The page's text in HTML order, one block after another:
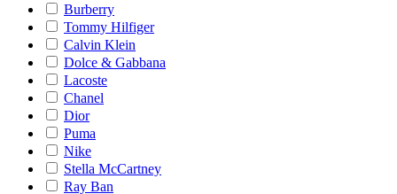
Burberry
Tommy Hilfiger
Calvin Klein
Dolce & Gabbana
Lacoste
Chanel
Dior
Puma
Nike
Stella McCartney
Ray Ban